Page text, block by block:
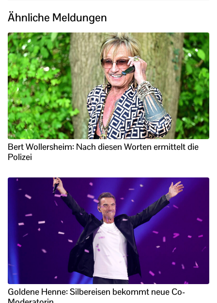
Ähnliche Meldungen
Bert Wollersheim: Nach diesen Worten ermittelt die
Polizei
Goldene Henne: Silbereisen bekommt neue Co-